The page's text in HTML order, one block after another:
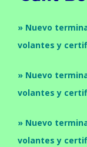
» Nuevo
volantes y
» Nuevo
volantes y
» Nuevo
volantes y